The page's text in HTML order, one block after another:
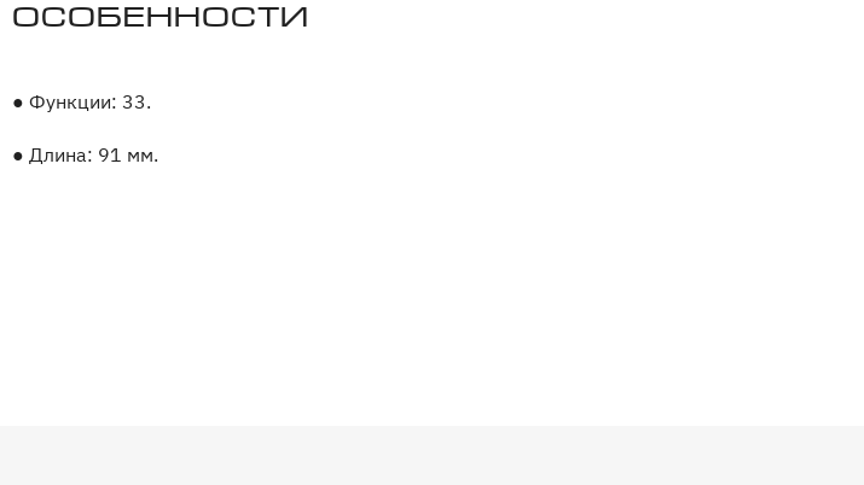
Особенности
● Функции: 33.
● Длина: 91 мм.